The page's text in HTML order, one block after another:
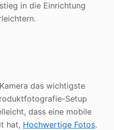
in die Einrichtung
das wichtigste
Setup
dass eine mobile
hat, Hochwertige Fotos.